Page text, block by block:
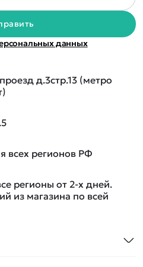
д.3стр.13 (метро
всех регионов РФ
регионы от 2-х дней.
из магазина по всей
данных